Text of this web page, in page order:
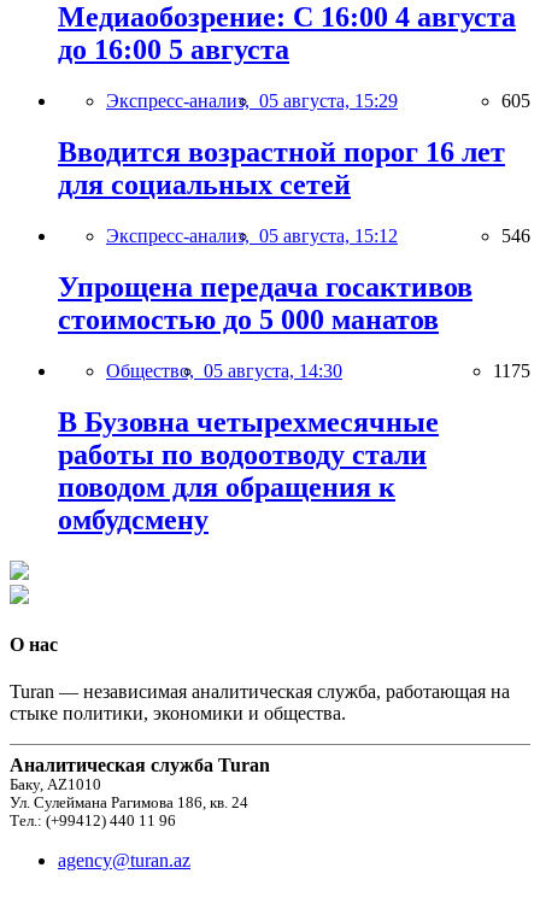
Медиаобозрение: С 16:00 4 августа
до 16:00 5 августа
Экспресс-анализ, 05 августа, 15:29 605
Вводится возрастной порог 16 лет
для социальных сетей
Экспресс-анализ, 05 августа, 15:12 546
Упрощена передача госактивов
стоимостью до 5 000 манатов
Общество, 05 августа, 14:30 1175
В Бузовна четырехмесячные
работы по водоотводу стали
поводом для обращения к
омбудсмену
О нас
Turan — независимая аналитическая служба, работающая на
стыке политики, экономики и общества.
Аналитическая служба Turan
Баку, AZ1010
Ул. Сулеймана Рагимова 186, кв. 24
Тел.: (+99412) 440 11 96
agency@turan.az